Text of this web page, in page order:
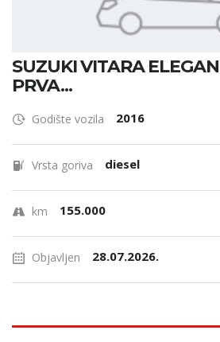
SUZUKI VITARA
PRVA...
Godište vozila 2016
Vrsta goriva diesel
km 155.000
Objavljen 28.07.2026.